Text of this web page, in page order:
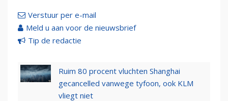
Verstuur per e-mail
Meld u aan voor de nieuwsbrief
Tip de redactie
Ruim 80 procent vluchten Shanghai
gecancelled vanwege tyfoon, ook KLM
vliegt niet